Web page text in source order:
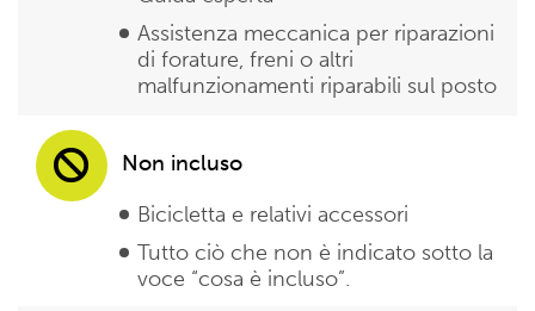
Assistenza meccanica per riparazioni
di forature, freni o altri
malfunzionamenti riparabili sul posto
Non incluso
Bicicletta e relativi accessori
Tutto ciò che non è indicato sotto la
voce “cosa è incluso”.